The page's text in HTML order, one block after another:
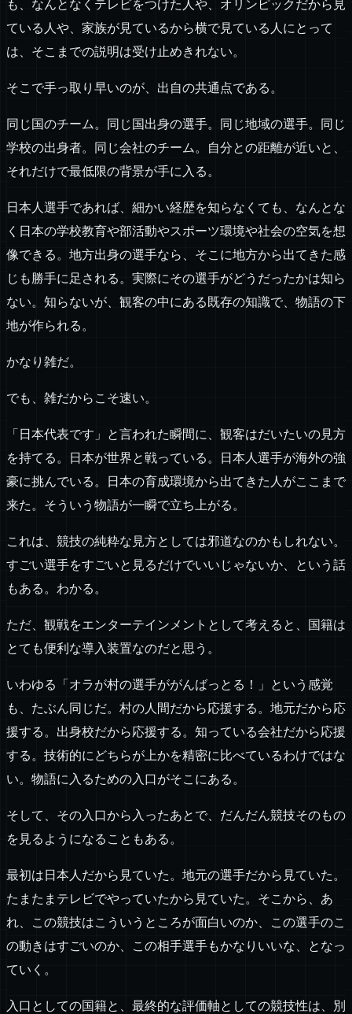
も、なんとなくテレビをつけた人や、オリンピックだから見
ている人や、家族が見ているから横で見ている人にとって
は、そこまでの説明は受け止めきれない。
そこで手っ取り早いのが、出自の共通点である。
同じ国のチーム。同じ国出身の選手。同じ地域の選手。同じ
学校の出身者。同じ会社のチーム。自分との距離が近いと、
それだけで最低限の背景が手に入る。
日本人選手であれば、細かい経歴を知らなくても、なんとな
く日本の学校教育や部活動やスポーツ環境や社会の空気を想
像できる。地方出身の選手なら、そこに地方から出てきた感
じも勝手に足される。実際にその選手がどうだったかは知ら
ない。知らないが、観客の中にある既存の知識で、物語の下
地が作られる。
かなり雑だ。
でも、雑だからこそ速い。
「日本代表です」と言われた瞬間に、観客はだいたいの見方
を持てる。日本が世界と戦っている。日本人選手が海外の強
豪に挑んでいる。日本の育成環境から出てきた人がここまで
来た。そういう物語が一瞬で立ち上がる。
これは、競技の純粋な見方としては邪道なのかもしれない。
すごい選手をすごいと見るだけでいいじゃないか、という話
もある。わかる。
ただ、観戦をエンターテインメントとして考えると、国籍は
とても便利な導入装置なのだと思う。
いわゆる「オラが村の選手ががんばっとる！」という感覚
も、たぶん同じだ。村の人間だから応援する。地元だから応
援する。出身校だから応援する。知っている会社だから応援
する。技術的にどちらが上かを精密に比べているわけではな
い。物語に入るための入口がそこにある。
そして、その入口から入ったあとで、だんだん競技そのもの
を見るようになることもある。
最初は日本人だから見ていた。地元の選手だから見ていた。
たまたまテレビでやっていたから見ていた。そこから、あ
れ、この競技はこういうところが面白いのか、この選手のこ
の動きはすごいのか、この相手選手もかなりいいな、となっ
ていく。
入口としての国籍と、最終的な評価軸としての競技性は、別